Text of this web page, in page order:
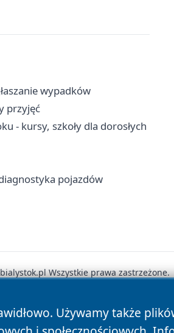
wypadków
przyjęć
- kursy, szkoły dla dorosłych
pojazdów
Używamy także
Wszystkie prawa zastrzeżone.
Prywatności Polityka